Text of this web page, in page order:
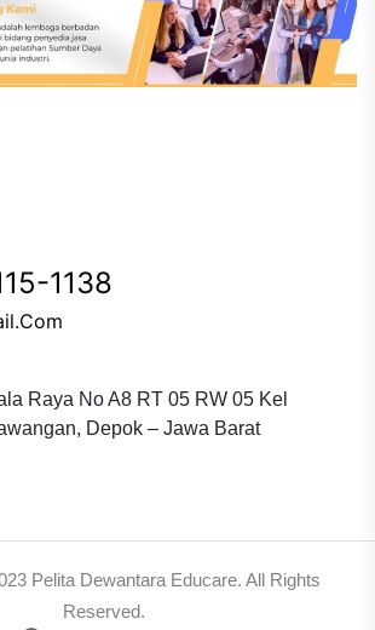
1138
Raya No A8 RT 05 RW 05 Kel
Depok – Jawa Barat
Pelita Dewantara Educare. All Rights
Reserved.